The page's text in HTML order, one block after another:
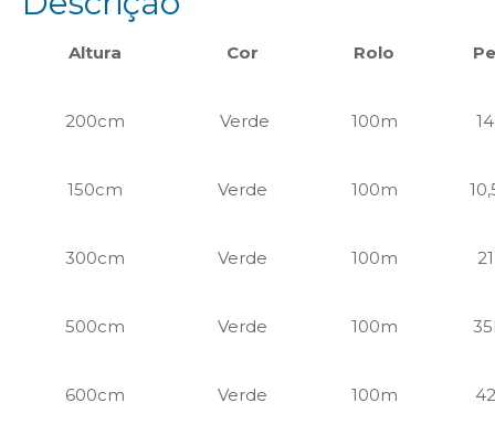
Altura Cor Rolo
200cm Verde 100m
150cm Verde 100m
300cm Verde 100m
500cm Verde 100m
600cm Verde 100m